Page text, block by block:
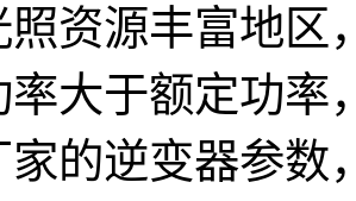
照资源丰富地
率大于额定功率
家的逆变器参数